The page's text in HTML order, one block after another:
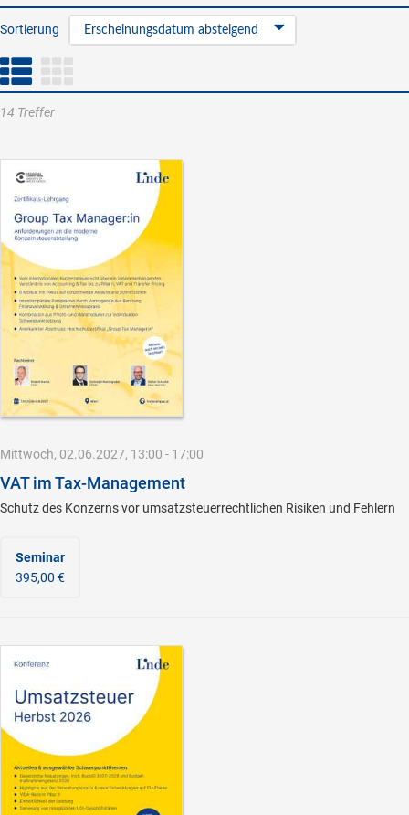
Sortierung Erscheinungsdatum absteigend
14 Treffer
Mittwoch, 02.06.2027, 13:00 - 17:00
VAT im Tax-Management
Schutz des Konzerns vor umsatzsteuerrechtlichen Risiken und Fehlern
Seminar
395,00 €